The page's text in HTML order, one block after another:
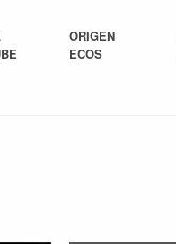
ORIGEN
ECOS